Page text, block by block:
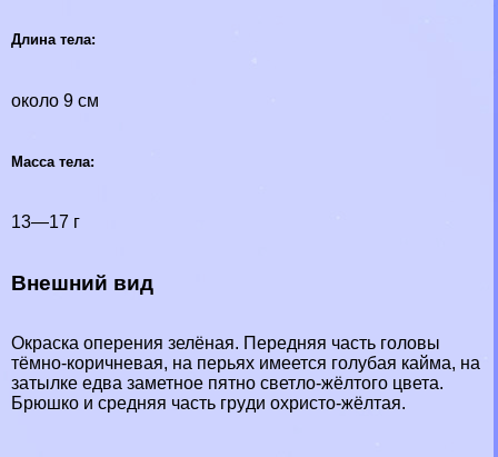
Длина тела:
около 9 см
Масса тела:
13—17 г
Внешний вид
Окраска оперения зелёная. Передняя часть головы
тёмно-коричневая, на перьях имеется гoлyбая кайма, на
затылке едва заметное пятно светло-жёлтого цвета.
Брюшко и средняя часть гpyди охристо-жёлтая.